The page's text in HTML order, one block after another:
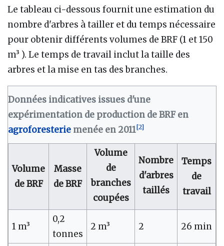
Le tableau ci-dessous fournit une estimation du
nombre d'arbres à tailler et du temps nécessaire
pour obtenir différents volumes de BRF (1 et 150
m³ ). Le temps de travail inclut la taille des
arbres et la mise en tas des branches.
Données indicatives issues d'une
expérimentation de production de BRF en
agroforesterie menée en 2011[2]
Volume
de BRF
Masse
de BRF
Volume
de
branches
coupées
Nombre
d'arbres
taillés
Temps
de
travail
1 m³
0,2
tonnes
2 m³ 2 26 min